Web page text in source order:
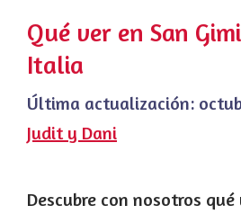
Qué ver en San
Italia
Última actualización:
Judit y Dani
Descubre con nosotros qué